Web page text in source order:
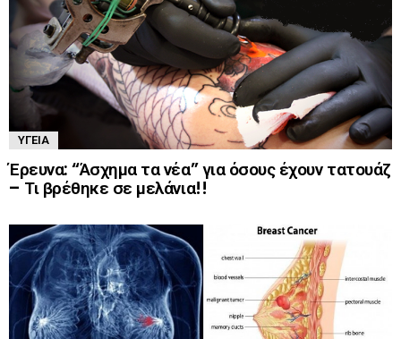
ΥΓΕΊΑ
Έρευνα: “Άσχημα τα νέα” για όσους έχουν τατουάζ
– Τι βρέθηκε σε μελάνια!!